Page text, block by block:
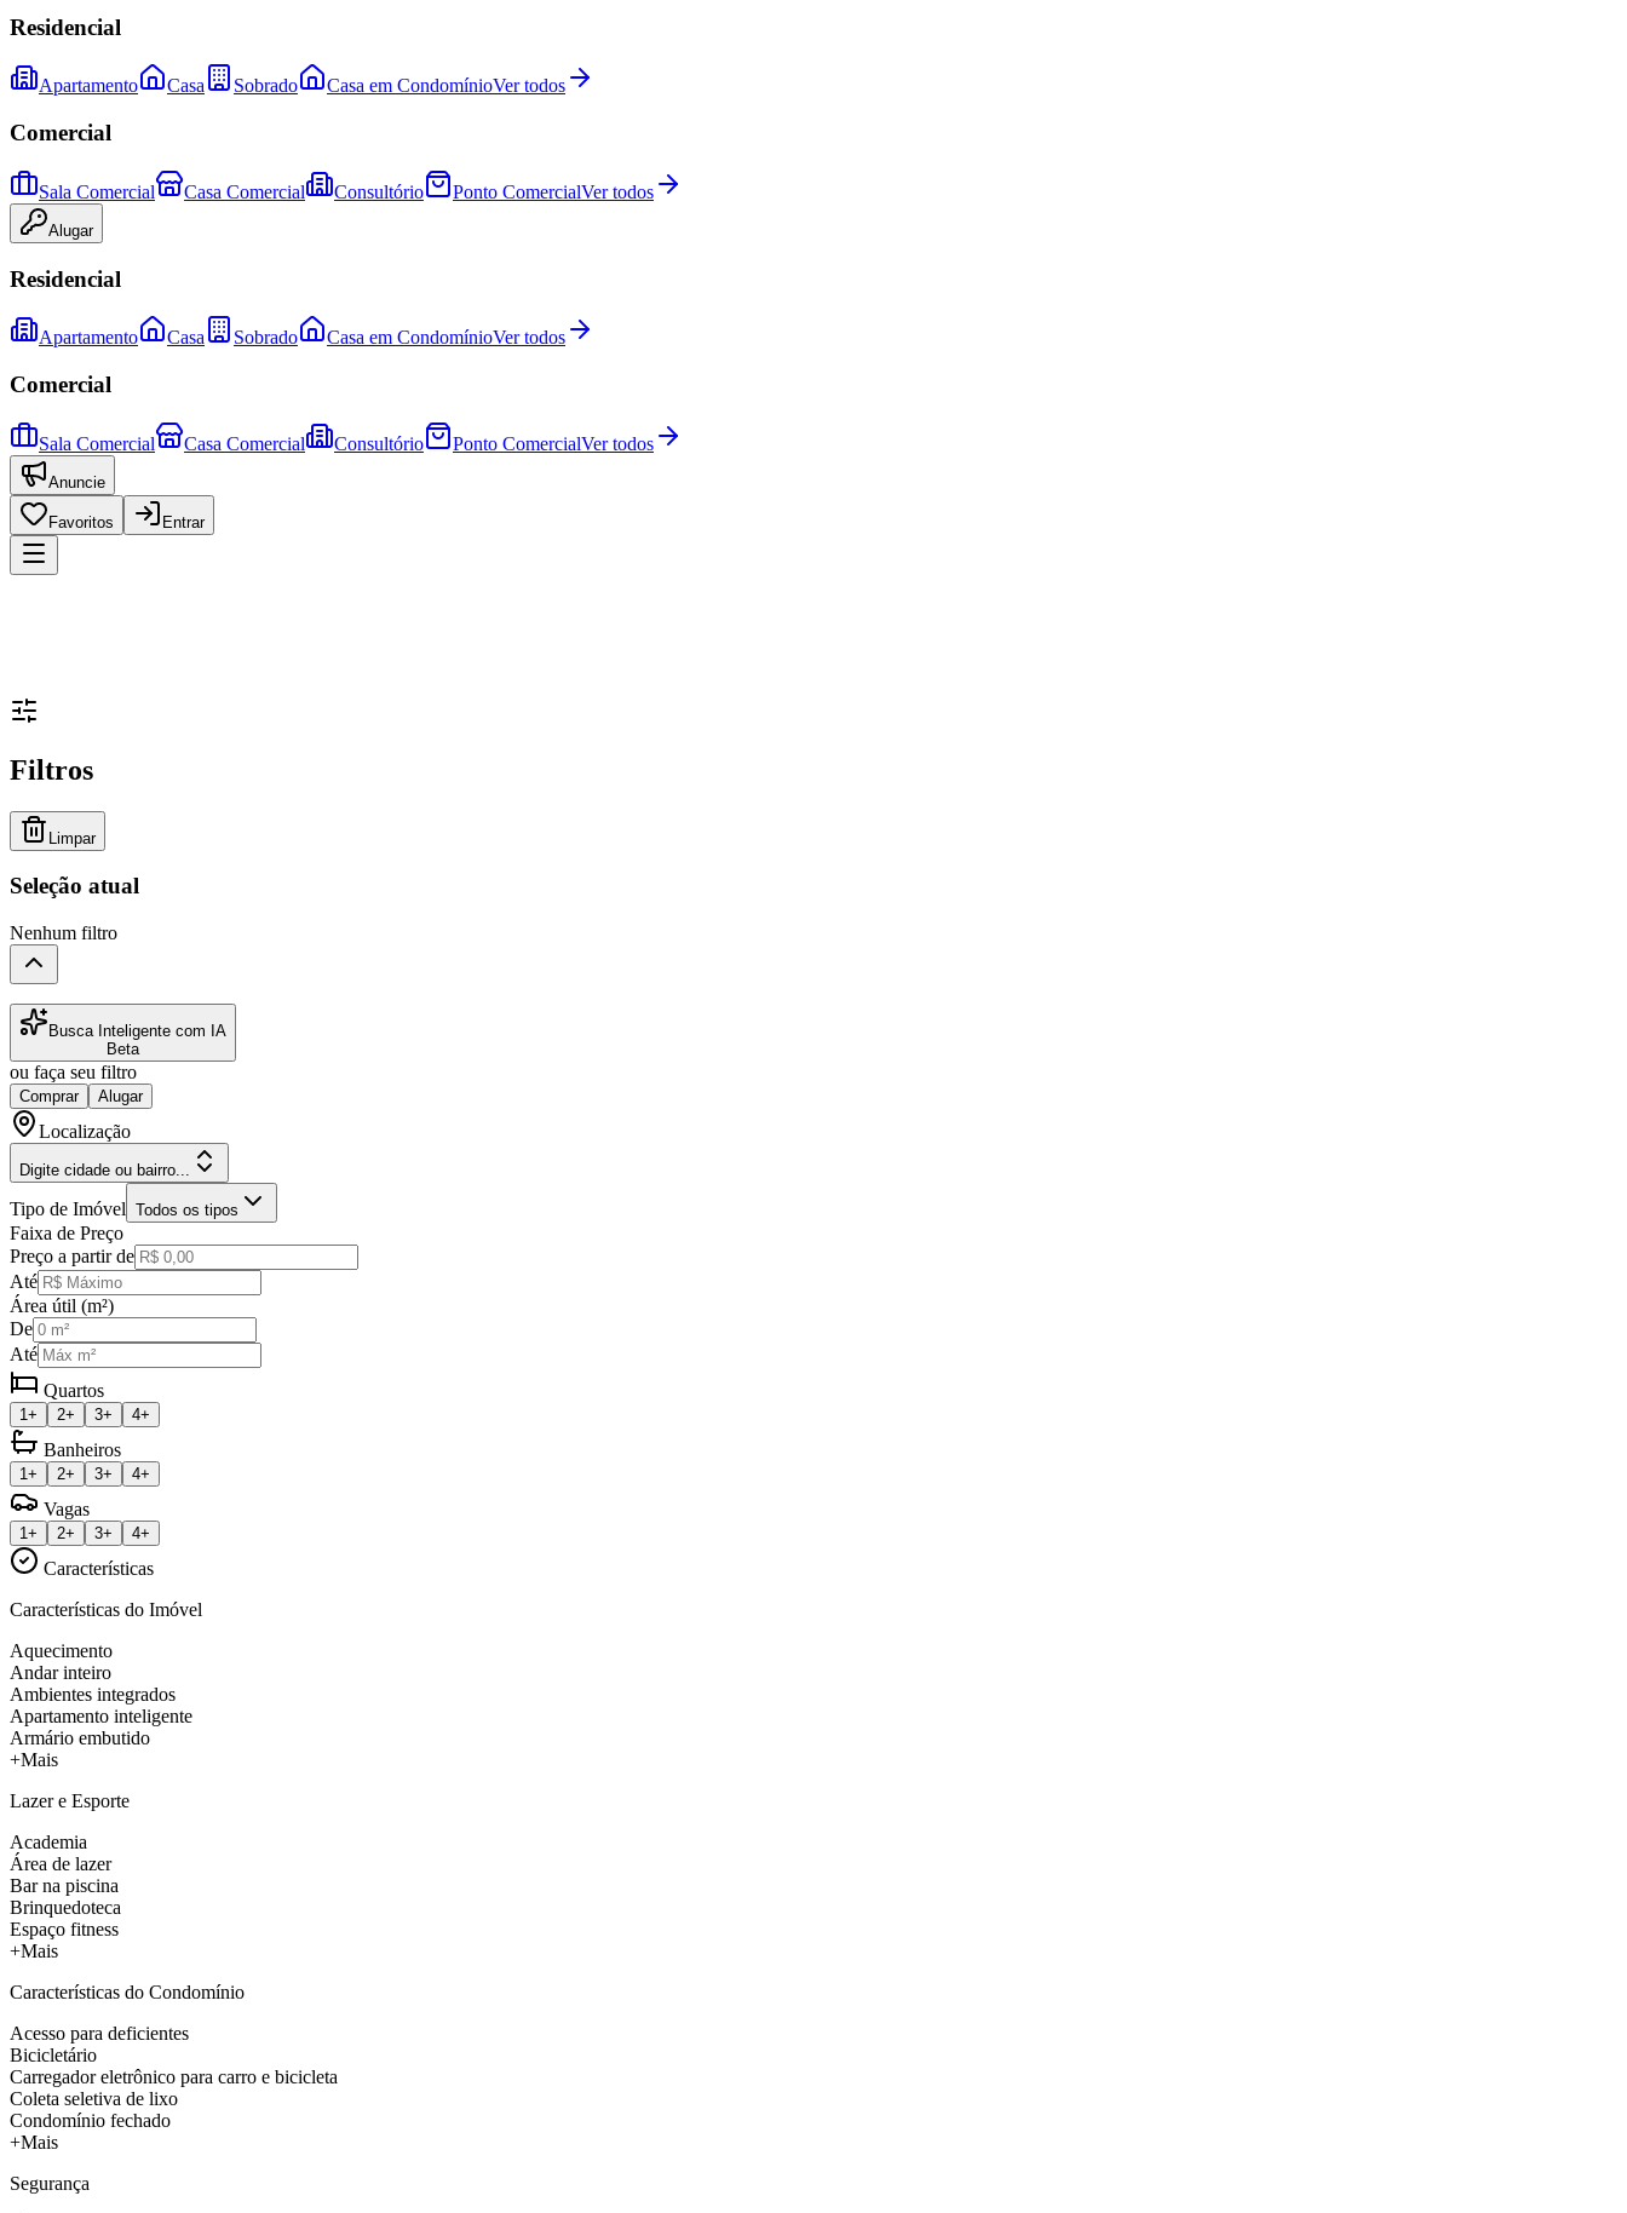
Residencial
Apartamento Casa Sobrado Casa em CondomínioVer todos
Comercial
Sala Comercial Casa Comercial Consultório Ponto ComercialVer todos
Alugar
Residencial
Apartamento Casa Sobrado Casa em CondomínioVer todos
Comercial
Sala Comercial Casa Comercial Consultório Ponto ComercialVer todos
Anuncie
Favoritos Entrar
Filtros
Limpar
Seleção atual
Nenhum filtro
Busca Inteligente com IA
Beta
ou faça seu filtro
Comprar Alugar
Localização
Digite cidade ou bairro...
Tipo de Imóvel Todos os tipos
Faixa de Preço
Preço a partir de
Até
Área útil (m²)
De
Até
Quartos
1+ 2+ 3+ 4+
Banheiros
1+ 2+ 3+ 4+
Vagas
1+ 2+ 3+ 4+
Características
Características do Imóvel
Aquecimento
Andar inteiro
Ambientes integrados
Apartamento inteligente
Armário embutido
+Mais
Lazer e Esporte
Academia
Área de lazer
Bar na piscina
Brinquedoteca
Espaço fitness
+Mais
Características do Condomínio
Acesso para deficientes
Bicicletário
Carregador eletrônico para carro e bicicleta
Coleta seletiva de lixo
Condomínio fechado
+Mais
Segurança